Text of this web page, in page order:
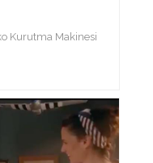
Kurutma Makinesi